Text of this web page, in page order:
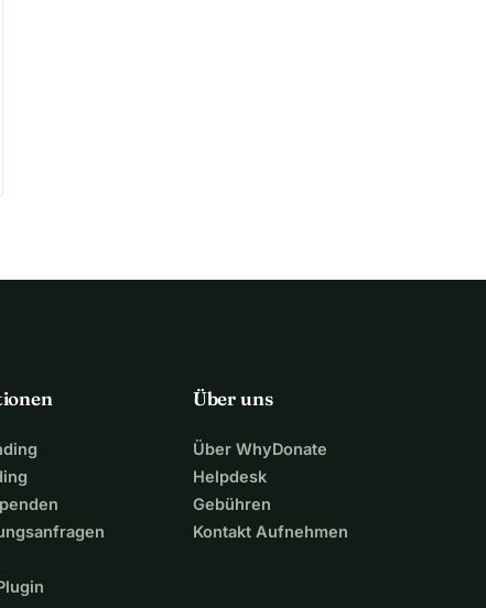
Über uns
Über WhyDonate
Helpdesk
Gebühren
Kontakt Aufnehmen